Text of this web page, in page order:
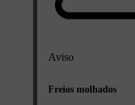
Aviso
Freios molhados